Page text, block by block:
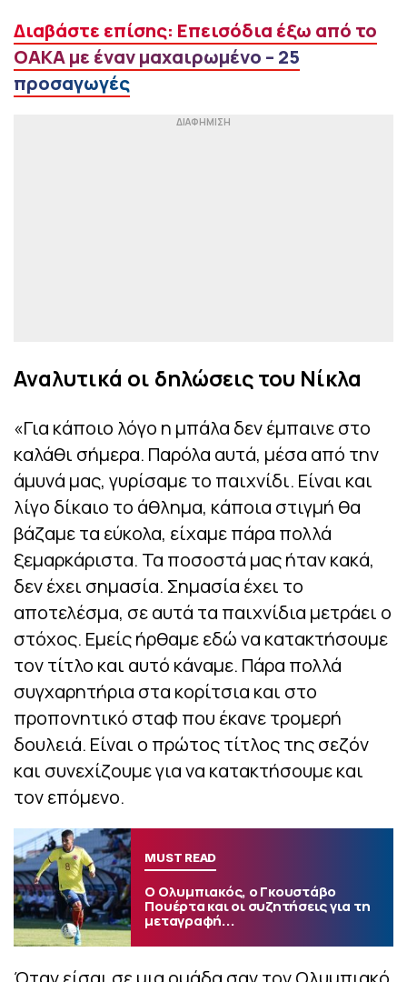
Διαβάστε επίσης: Επεισόδια έξω από το
ΟΑΚΑ με έναν μαχαιρωμένο – 25
προσαγωγές
Αναλυτικά οι δηλώσεις του Νίκλα
«Για κάποιο λόγο η μπάλα δεν έμπαινε στο
καλάθι σήμερα. Παρόλα αυτά, μέσα από την
άμυνά μας, γυρίσαμε το παιχνίδι. Είναι και
λίγο δίκαιο το άθλημα, κάποια στιγμή θα
βάζαμε τα εύκολα, είχαμε πάρα πολλά
ξεμαρκάριστα. Τα ποσοστά μας ήταν κακά,
δεν έχει σημασία. Σημασία έχει το
αποτελέσμα, σε αυτά τα παιχνίδια μετράει ο
στόχος. Εμείς ήρθαμε εδώ να κατακτήσουμε
τον τίτλο και αυτό κάναμε. Πάρα πολλά
συγχαρητήρια στα κορίτσια και στο
προπονητικό σταφ που έκανε τρομερή
δουλειά. Είναι ο πρώτος τίτλος της σεζόν
και συνεχίζουμε για να κατακτήσουμε και
τον επόμενο.
MUST READ
Ο Ολυμπιακός, ο Γκουστάβο
Πουέρτα και οι συζητήσεις για τη
μεταγραφή...